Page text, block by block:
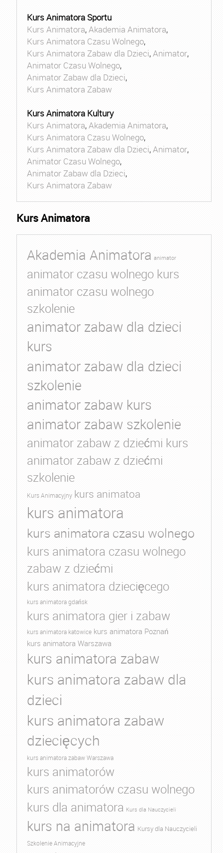
Kurs Animatora Sportu
Kurs Animatora,Akademia Animatora,
Kurs Animatora Czasu Wolnego,
Kurs Animatora Zabaw dla Dzieci,Animator,
Animator Czasu Wolnego,
Animator Zabaw dla Dzieci,
Kurs Animatora Zabaw
Kurs Animatora Kultury
Kurs Animatora,Akademia Animatora,
Kurs Animatora Czasu Wolnego,
Kurs Animatora Zabaw dla Dzieci,Animator,
Animator Czasu Wolnego,
Animator Zabaw dla Dzieci,
Kurs Animatora Zabaw
Kurs Animatora
Akademia Animatora animator
animator czasu wolnego kurs
animator czasu wolnego
szkolenie
animator zabaw dla dzieci
kurs
animator zabaw dla dzieci
szkolenie
animator zabaw kurs
animator zabaw szkolenie
animator zabaw z dziećmi kurs
animator zabaw z dziećmi
szkolenie
Kurs Animacyjny kurs animatoa
kurs animatora
kurs animatora czasu wolnego
kurs animatora czasu wolnego
zabaw z dziećmi
kurs animatora dziecięcego
kurs animatora gdańsk
kurs animatora gier i zabaw
kurs animatora katowice kurs animatora Poznań
kurs animatora Warszawa
kurs animatora zabaw
kurs animatora zabaw dla
dzieci
kurs animatora zabaw
dziecięcych
kurs animatora zabaw Warszawa
kurs animatorów
kurs animatorów czasu wolnego
kurs dla animatora Kurs dla Nauczycieli
kurs na animatora Kursy dla Nauczycieli
Szkolenie Animacyjne